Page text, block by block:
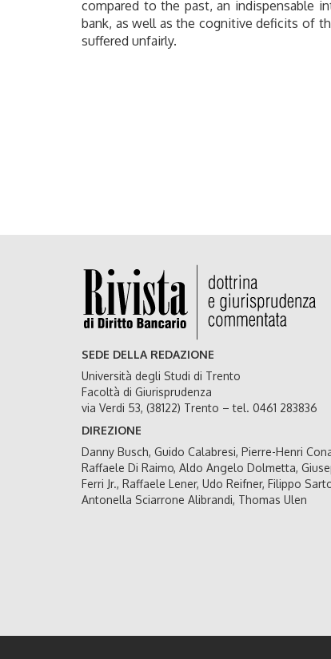
compared to the past, an indispensable
bank, as well as the cognitive deficits of
suffered unfairly.
SEDE DELLA REDAZIONE
Università degli Studi di Trento
Facoltà di Giurisprudenza
via Verdi 53, (38122) Trento – tel. 0461 283836
DIREZIONE
Danny Busch, Guido Calabresi, Pierre-Henri
Raffaele Di Raimo, Aldo Angelo Dolmetta,
Ferri Jr., Raffaele Lener, Udo Reifner, Filippo
Antonella Sciarrone Alibrandi, Thomas Ulen